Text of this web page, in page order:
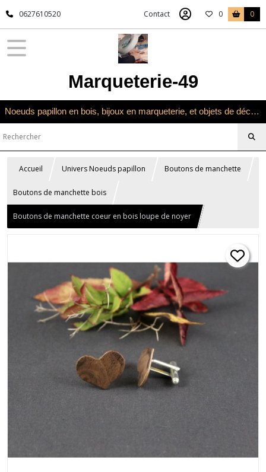
0627610520 Contact 0 0
Marqueterie-49
Noeuds papillon en bois, bijoux en marqueterie, et objets de décoration en marqueterie bois
Accueil Univers Noeuds papillon Boutons de manchette
Boutons de manchette bois
Boutons de manchette coeur en bois loupe de noyer